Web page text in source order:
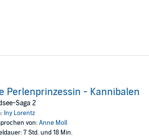
Perlenprinzessin - Kannibalen
Saga 2
Iny Lorentz
von:Anne Moll
7 Std. und 18 Min.